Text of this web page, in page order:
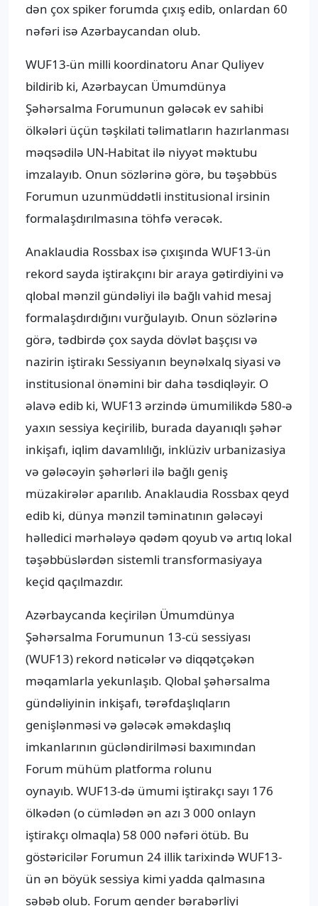
dən çox spiker forumda çıxış edib, onlardan 60
nəfəri isə Azərbaycandan olub.
WUF13-ün milli koordinatoru Anar Quliyev
bildirib ki, Azərbaycan Ümumdünya
Şəhərsalma Forumunun gələcək ev sahibi
ölkələri üçün təşkilati təlimatların hazırlanması
məqsədilə UN-Habitat ilə niyyət məktubu
imzalayıb. Onun sözlərinə görə, bu təşəbbüs
Forumun uzunmüddətli institusional irsinin
formalaşdırılmasına töhfə verəcək.
Anaklaudia Rossbax isə çıxışında WUF13-ün
rekord sayda iştirakçını bir araya gətirdiyini və
qlobal mənzil gündəliyi ilə bağlı vahid mesaj
formalaşdırdığını vurğulayıb. Onun sözlərinə
görə, tədbirdə çox sayda dövlət başçısı və
nazirin iştirakı Sessiyanın beynəlxalq siyasi və
institusional önəmini bir daha təsdiqləyir. O
əlavə edib ki, WUF13 ərzində ümumilikdə 580-ə
yaxın sessiya keçirilib, burada dayanıqlı şəhər
inkişafı, iqlim davamlılığı, inklüziv urbanizasiya
və gələcəyin şəhərləri ilə bağlı geniş
müzakirələr aparılıb. Anaklaudia Rossbax qeyd
edib ki, dünya mənzil təminatının gələcəyi
həlledici mərhələyə qədəm qoyub və artıq lokal
təşəbbüslərdən sistemli transformasiyaya
keçid qaçılmazdır.
Azərbaycanda keçirilən Ümumdünya
Şəhərsalma Forumunun 13-cü sessiyası
(WUF13) rekord nəticələr və diqqətçəkən
məqamlarla yekunlaşıb. Qlobal şəhərsalma
gündəliyinin inkişafı, tərəfdaşlıqların
genişlənməsi və gələcək əməkdaşlıq
imkanlarının gücləndirilməsi baxımından
Forum mühüm platforma rolunu
oynayıb. WUF13-də ümumi iştirakçı sayı 176
ölkədən (o cümlədən ən azı 3 000 onlayn
iştirakçı olmaqla) 58 000 nəfəri ötüb. Bu
göstəricilər Forumun 24 illik tarixində WUF13-
ün ən böyük sessiya kimi yadda qalmasına
səbəb olub. Forum gender bərabərliyi